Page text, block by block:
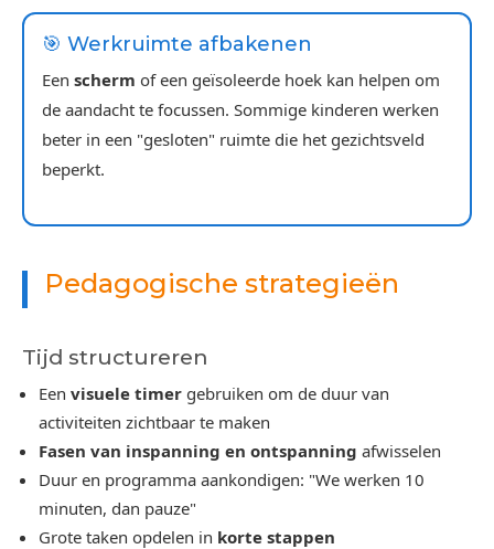
🎯 Werkruimte afbakenen
Een scherm of een geïsoleerde hoek kan helpen om
de aandacht te focussen. Sommige kinderen werken
beter in een "gesloten" ruimte die het gezichtsveld
beperkt.
Pedagogische strategieën
Tijd structureren
Een visuele timer gebruiken om de duur van
activiteiten zichtbaar te maken
Fasen van inspanning en ontspanning afwisselen
Duur en programma aankondigen: "We werken 10
minuten, dan pauze"
Grote taken opdelen in korte stappen